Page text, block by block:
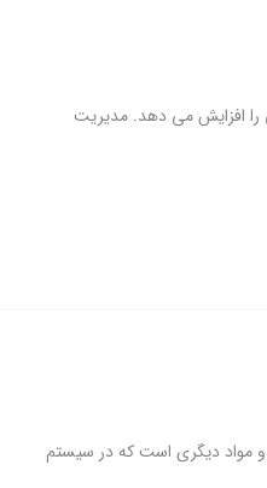
را افزایش می دهد. مدیریت
و مواد دیگری است که در سیستم